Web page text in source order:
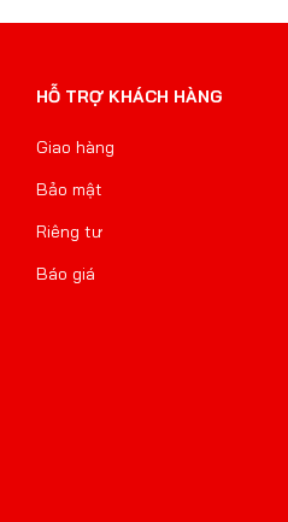
HỖ TRỢ KHÁCH HÀNG
Giao hàng
Bảo mật
Riêng tư
Báo giá